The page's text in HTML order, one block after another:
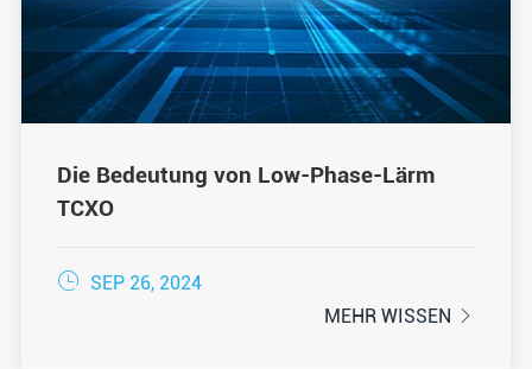
Die Bedeutung von Low-Phase-Lärm
TCXO
 SEP 26, 2024
MEHR WISSEN
